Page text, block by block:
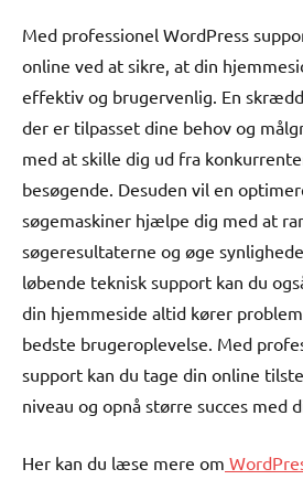
Med professionel WordPress
online ved at sikre, at din
effektiv og brugervenlig. En
der er tilpasset dine behov og
med at skille dig ud fra
besøgende. Desuden vil en
søgemaskiner hjælpe dig med at
søgeresultaterne og øge
løbende teknisk support kan du
din hjemmeside altid kører
bedste brugeroplevelse. Med
support kan du tage din online
niveau og opnå større succes med
Her kan du læse mere om